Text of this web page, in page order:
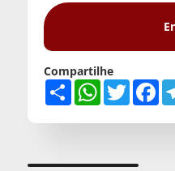
Compartilhe
ShareWhatsApp
Twitter